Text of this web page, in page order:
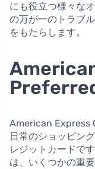
にも役立つ様々な
の万が一のトラブ
をもたらします。
American Express
日常のショッピン
レジットカードで
は、いくつかの重